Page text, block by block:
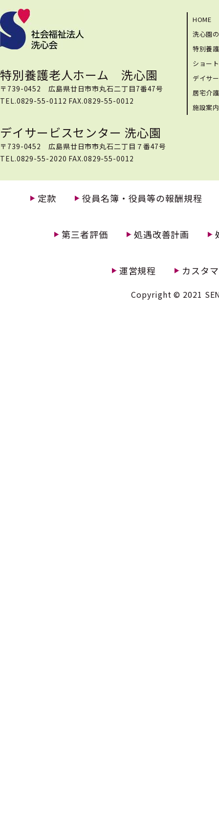
特別養護老人ホーム 洗心園
〒739-0452 広島県廿日市市丸石二丁目7番47号
TEL.0829-55-0112 FAX.0829-55-0012
デイサービスセンター 洗心園
〒739-0452 広島県廿日市市丸石二丁目７番47号
TEL.0829-55-2020 FAX.0829-55-0012
HOME
洗心園
特別養
ショー
デイサ
居宅介
施設案
定款 役員名簿・役員等の報酬規程
第三者評価 処遇改善計画
運営規程 カスタ
Copyright © 2021